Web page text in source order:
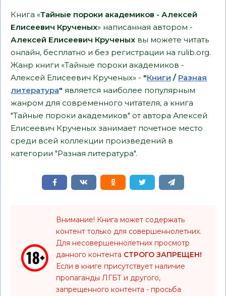
Книга «Тайные пороки академиков - Алексей
Елисеевич Крученых» написанная автором -
Алексей Елисеевич Крученых вы можете читать
онлайн, бесплатно и без регистрации на rulib.org.
Жанр книги «Тайные пороки академиков -
Алексей Елисеевич Крученых» - "Книги / Разная
литература" является наиболее популярным
жанром для современного читателя, а книга
"Тайные пороки академиков" от автора Алексей
Елисеевич Крученых занимает почетное место
среди всей коллекции произведений в
категории "Разная литература".
Внимание! Книга может содержать
контент только для совершеннолетних.
Для несовершеннолетних просмотр
данного контента СТРОГО ЗАПРЕЩЕН!
Если в книге присутствует наличие
пропаганды ЛГБТ и другого,
запрещенного контента - просьба